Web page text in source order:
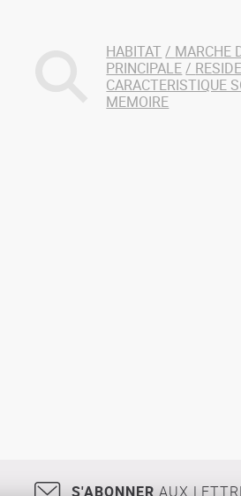
HABITAT MARCHE
PRINCIPALE
CARACTERISTIQUE
MEMOIRE
S'ABONNER AUX